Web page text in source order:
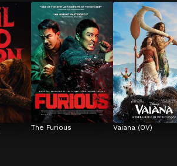
The Furious Vaiana (OV)